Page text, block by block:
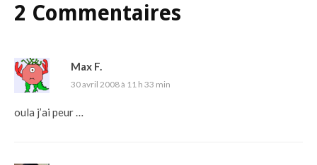
2 Commentaires
Max F.
30 avril 2008 à 11 h 33 min
oula j’ai peur …